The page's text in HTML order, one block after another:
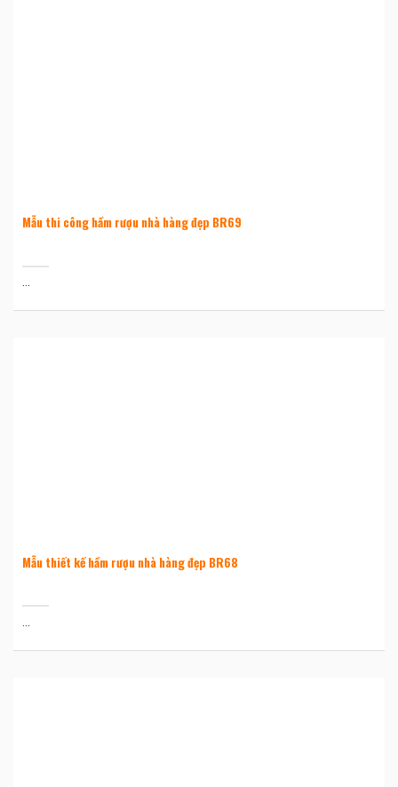
Mẫu thi công hầm rượu nhà hàng đẹp BR69
...
Mẫu thiết kế hầm rượu nhà hàng đẹp BR68
...